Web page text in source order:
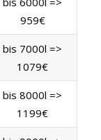
959€
bis 7000l =>
1079€
bis 8000l =>
1199€